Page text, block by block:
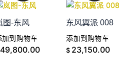
图-东风
49,800.00
加到购物车
东风翼派 008
$ 23,150.00
添加到购物车